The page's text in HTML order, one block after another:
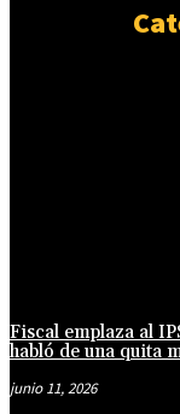
Fiscal emplaza al
habló de una quita
junio 11, 2026